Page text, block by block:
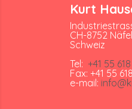
Kurt
CH-8752
Schweiz
Tel: +41 55
Fax: +41 55
e-mail: